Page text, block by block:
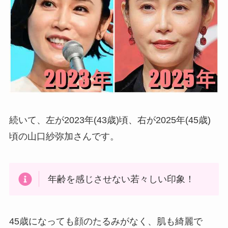
続いて、左が2023年(43歳)頃、右が2025年(45歳)
頃の山口紗弥加さんです。
年齢を感じさせない若々しい印象！
45歳になっても顔のたるみがなく、肌も綺麗で